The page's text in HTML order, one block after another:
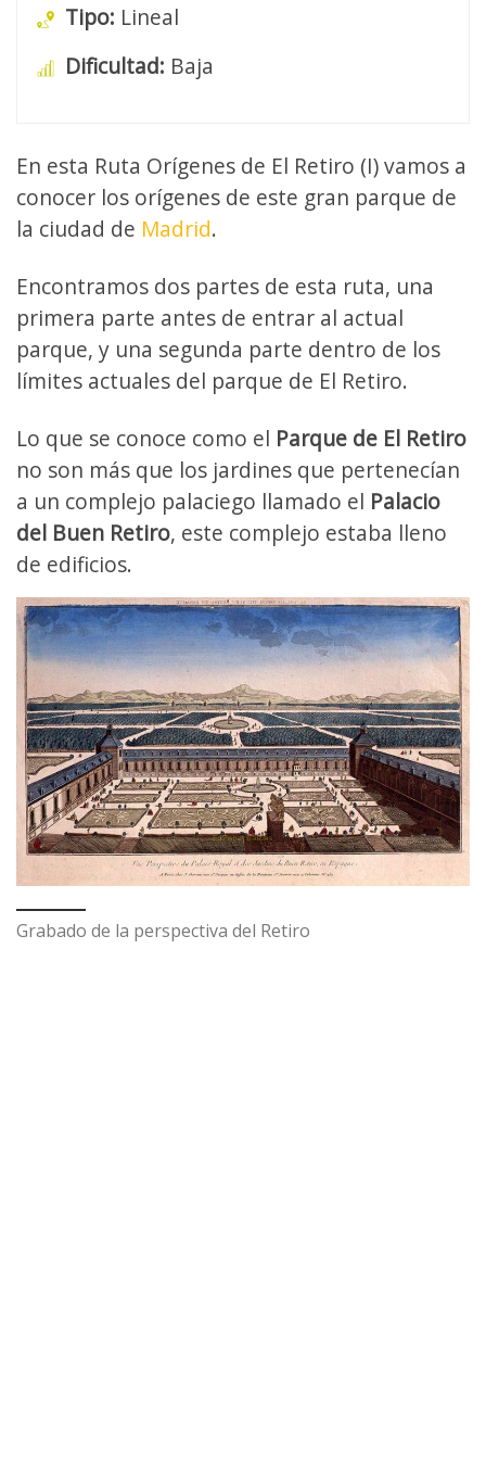
Tipo: Lineal
Dificultad: Baja
En esta Ruta Orígenes de El Retiro (I) vamos a
conocer los orígenes de este gran parque de
la ciudad de Madrid.
Encontramos dos partes de esta ruta, una
primera parte antes de entrar al actual
parque, y una segunda parte dentro de los
límites actuales del parque de El Retiro.
Lo que se conoce como el Parque de El Retiro
no son más que los jardines que pertenecían
a un complejo palaciego llamado el Palacio
del Buen Retiro, este complejo estaba lleno
de edificios.
Grabado de la perspectiva del Retiro